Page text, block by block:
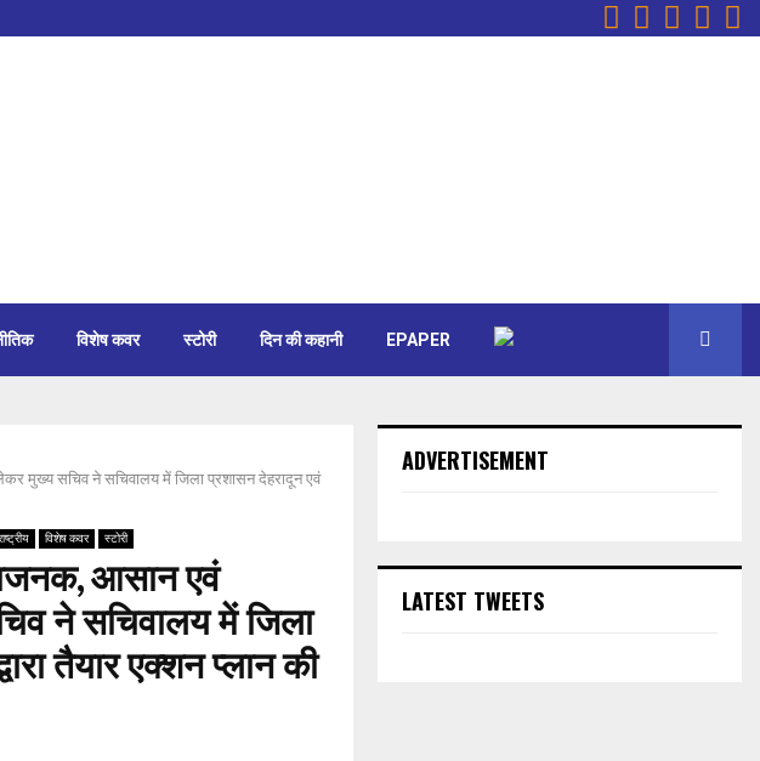
Facebook
विशेष कवर स्टोरी दिन की कहानी EPAPER
मुख्य सचिव ने सचिवालय में जिला प्रशासन देहरादून एवं
विशेष कवर स्टोरी
आसान एवं
ने सचिवालय में जिला
तैयार एक्शन प्लान की
ADVERTISEMENT
LATEST TWEETS